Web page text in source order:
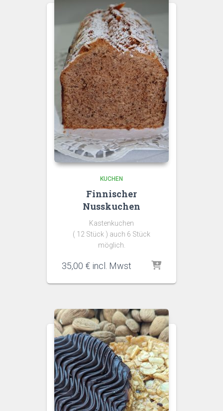
KUCHEN
Finnischer
Nusskuchen
Kastenkuchen
( 12 Stück ) auch 6 Stück
möglich.
35,00 € incl. Mwst